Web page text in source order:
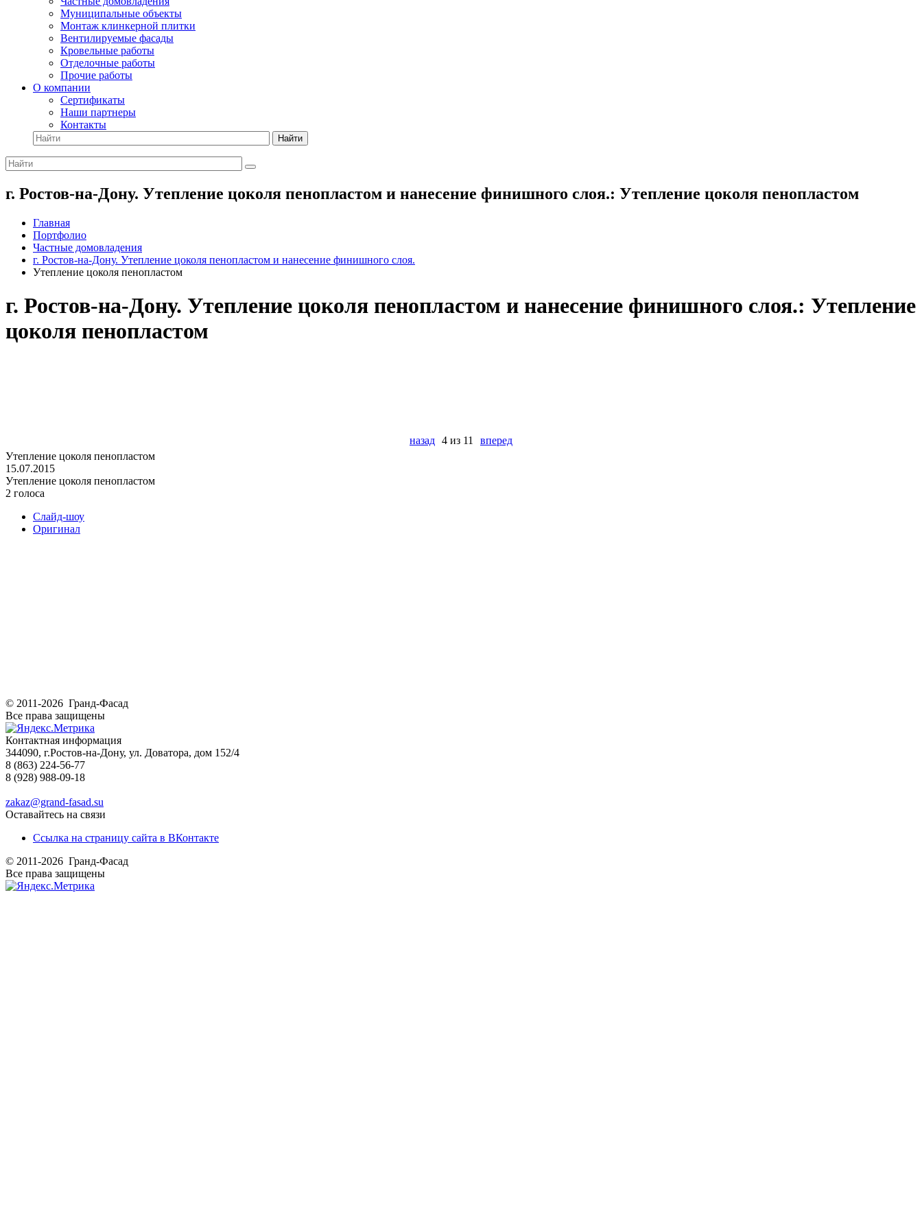
Муниципальные объекты
Монтаж клинкерной плитки
Вентилируемые фасады
Кровельные работы
Отделочные работы
Прочие работы
О компании
Сертификаты
Наши партнеры
Контакты
Найти
г. Ростов-на-Дону. Утепление цоколя пенопластом и нанесение финишного слоя.: Утепление цоколя пенопластом
Главная
Портфолио
Частные домовладения
г. Ростов-на-Дону. Утепление цоколя пенопластом и нанесение финишного слоя.
Утепление цоколя пенопластом
г. Ростов-на-Дону. Утепление цоколя пенопластом и нанесение финишного слоя.: Утепление
цоколя пенопластом
назад 4 из 11
вперед
Утепление цоколя пенопластом
15.07.2015
Утепление цоколя пенопластом
2 голоса
Слайд-шоу
Оригинал
© 2011-2026 Гранд-Фасад
Все права защищены
Контактная информация
344090, г.Ростов-на-Дону, ул. Доватора, дом 152/4
8 (863) 224-56-77
8 (928) 988-09-18
zakaz@grand-fasad.su
Оставайтесь на связи
Ссылка на страницу сайта в ВКонтакте
© 2011-2026 Гранд-Фасад
Все права защищены